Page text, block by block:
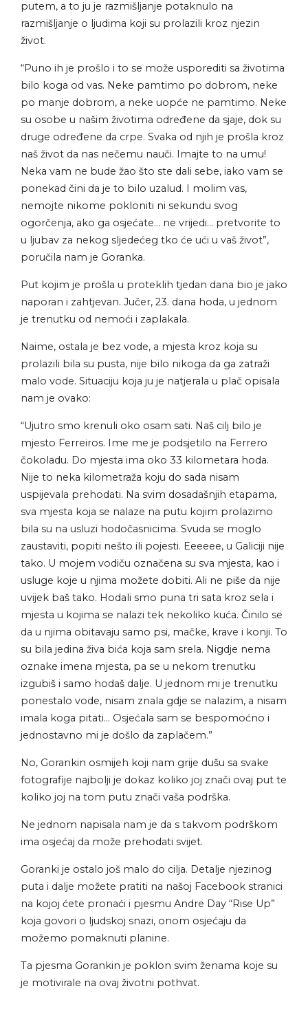
putem, a to ju je razmišljanje potaknulo na
razmišljanje o ljudima koji su prolazili kroz njezin
život.
“Puno ih je prošlo i to se može usporediti sa životima
bilo koga od vas. Neke pamtimo po dobrom, neke
po manje dobrom, a neke uopće ne pamtimo. Neke
su osobe u našim životima određene da sjaje, dok su
druge određene da crpe. Svaka od njih je prošla kroz
naš život da nas nečemu nauči. Imajte to na umu!
Neka vam ne bude žao što ste dali sebe, iako vam se
ponekad čini da je to bilo uzalud. I molim vas,
nemojte nikome pokloniti ni sekundu svog
ogorčenja, ako ga osjećate… ne vrijedi… pretvorite to
u ljubav za nekog sljedećeg tko će ući u vaš život”,
poručila nam je Goranka.
Put kojim je prošla u proteklih tjedan dana bio je jako
naporan i zahtjevan. Jučer, 23. dana hoda, u jednom
je trenutku od nemoći i zaplakala.
Naime, ostala je bez vode, a mjesta kroz koja su
prolazili bila su pusta, nije bilo nikoga da ga zatraži
malo vode. Situaciju koja ju je natjerala u plač opisala
nam je ovako:
“Ujutro smo krenuli oko osam sati. Naš cilj bilo je
mjesto Ferreiros. Ime me je podsjetilo na Ferrero
čokoladu. Do mjesta ima oko 33 kilometara hoda.
Nije to neka kilometraža koju do sada nisam
uspijevala prehodati. Na svim dosadašnjih etapama,
sva mjesta koja se nalaze na putu kojim prolazimo
bila su na usluzi hodočasnicima. Svuda se moglo
zaustaviti, popiti nešto ili pojesti. Eeeeee, u Galiciji nije
tako. U mojem vodiču označena su sva mjesta, kao i
usluge koje u njima možete dobiti. Ali ne piše da nije
uvijek baš tako. Hodali smo puna tri sata kroz sela i
mjesta u kojima se nalazi tek nekoliko kuća. Činilo se
da u njima obitavaju samo psi, mačke, krave i konji. To
su bila jedina živa bića koja sam srela. Nigdje nema
oznake imena mjesta, pa se u nekom trenutku
izgubiš i samo hodaš dalje. U jednom mi je trenutku
ponestalo vode, nisam znala gdje se nalazim, a nisam
imala koga pitati… Osjećala sam se bespomoćno i
jednostavno mi je došlo da zaplačem.”
No, Gorankin osmijeh koji nam grije dušu sa svake
fotografije najbolji je dokaz koliko joj znači ovaj put te
koliko joj na tom putu znači vaša podrška.
Ne jednom napisala nam je da s takvom podrškom
ima osjećaj da može prehodati svijet.
Goranki je ostalo još malo do cilja. Detalje njezinog
puta i dalje možete pratiti na našoj Facebook stranici
na kojoj ćete pronaći i pjesmu Andre Day “Rise Up”
koja govori o ljudskoj snazi, onom osjećaju da
možemo pomaknuti planine.
Ta pjesma Gorankin je poklon svim ženama koje su
je motivirale na ovaj životni pothvat.